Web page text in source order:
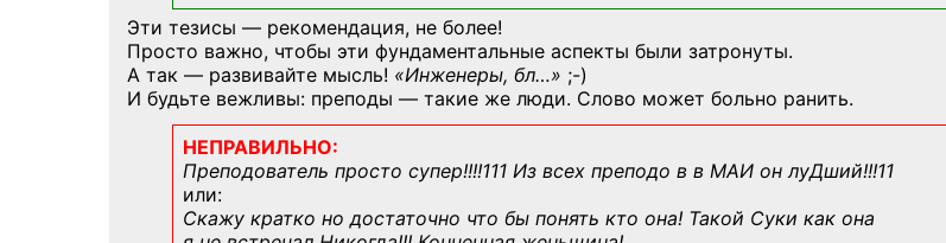
Эти тезисы — рекомендация, не более!
Просто важно, чтобы эти фундаментальные аспекты были затронуты.
А так — развивайте мысль! «Инженеры, бл…» ;-)
И будьте вежливы: преподы — такие же люди. Слово может больно ранить.
НЕПРАВИЛЬНО:
Преподователь просто супер!!!!111 Из всех преподо в в МАИ он луДший!!!11
или:
Скажу кратко но достаточно что бы понять кто она! Такой Суки как она